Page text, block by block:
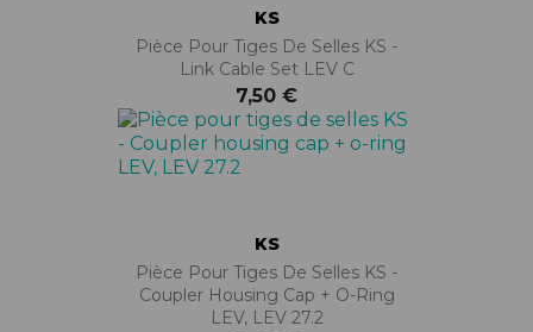
KS
Pièce Pour Tiges De Selles KS -
Link Cable Set LEV C
7,50 €
KS
Pièce Pour Tiges De Selles KS -
Coupler Housing Cap + O-Ring
LEV, LEV 27.2